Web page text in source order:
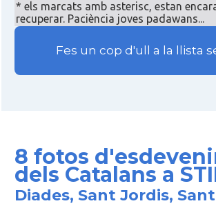
* els marcats amb asterisc, estan
recuperar. Paciència joves padawans...
Fes un cop d'ull a la llista
8 fotos
dels Catalans a
Diades, Sant Jordis,